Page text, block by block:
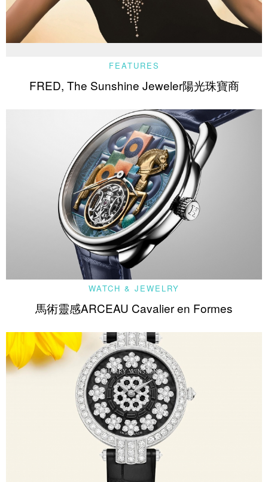
FEATURES
FRED, The Sunshine Jeweler陽光珠寶商
WATCH & JEWELRY
馬術靈感ARCEAU Cavalier en Formes